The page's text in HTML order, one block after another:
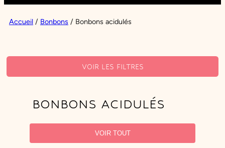
Accueil / Bonbons / Bonbons acidulés
VOIR LES FILTRES
FILTRES ACTIFS
FILTRER PAR TAG
Halal Sans gluten Sans produits laitiers
Sans sucre
BONBONS ACIDULÉS
VOIR TOUT